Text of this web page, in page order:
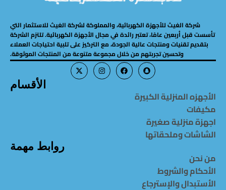
شركة الغيث للأجهزة الكهربائية، والمملوكة لشركة الغيث للاستثمار التي
تأسست قبل أربعين عامًا، تعتبر رائدة في مجال الأجهزة الكهربائية. تلتزم الشركة
بتقديم تقنيات ومنتجات عالية الجودة، مع التركيز على تلبية احتياجات العملاء
وتحسين تجربتهم من خلال مجموعة متنوعة من المنتجات الموثوقة.
الأقسام
الأجهزه المنزلية الكبيرة
مكيفات
اجهزة منزلية صغيرة
الشاشات وملحقاتها
روابط مهمة
من نحن
الأحكام والشروط
الأستبدال والإسترجاع